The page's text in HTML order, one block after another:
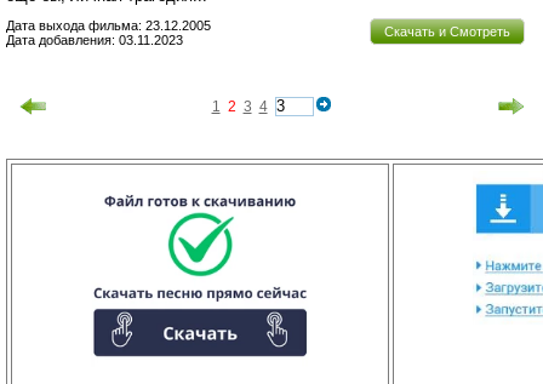
Скачать и Смотреть
Дата выхода фильма: 23.12.2005
Дата добавления: 03.11.2023
1 2 3 4